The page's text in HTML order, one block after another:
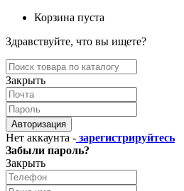
Корзина пуста
Здравствуйте, что вы ищете?
Закрыть
Авторизация
Нет аккаунта - зарегистрируйтесь
Забыли пароль?
Закрыть